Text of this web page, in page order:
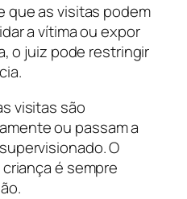
que as visitas podem
a vítima ou expor
o juiz pode restringir
visitas são
ou passam a
O
é sempre